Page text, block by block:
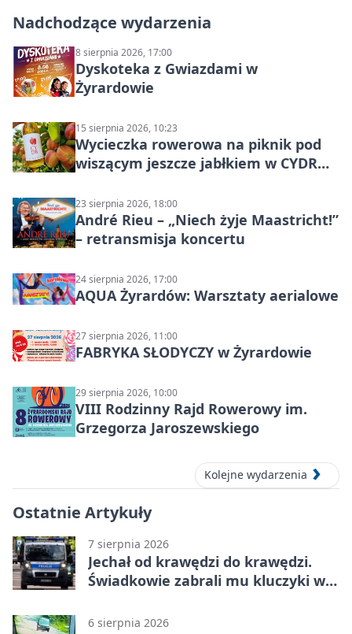
Nadchodzące wydarzenia
8 sierpnia 2026, 17:00
Dyskoteka z Gwiazdami w
Żyrardowie
15 sierpnia 2026, 10:23
Wycieczka rowerowa na piknik pod
wiszącym jeszcze jabłkiem w CYDR
23 sierpnia 2026, 18:00
André Rieu – „Niech żyje Maastricht!”
– retransmisja koncertu
24 sierpnia 2026, 17:00
AQUA Żyrardów: Warsztaty aerialowe
27 sierpnia 2026, 11:00
FABRYKA SŁODYCZY w Żyrardowie
29 sierpnia 2026, 10:00
VIII Rodzinny Rajd Rowerowy im.
Grzegorza Jaroszewskiego
Kolejne wydarzenia
Ostatnie Artykuły
7 sierpnia 2026
Jechał od krawędzi do krawędzi.
Świadkowie zabrali mu kluczyki w
6 sierpnia 2026